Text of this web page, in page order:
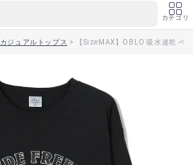
カテゴリ
カジュアルトップス > 【SizeMAX】OBLO 吸水速乾 ペ